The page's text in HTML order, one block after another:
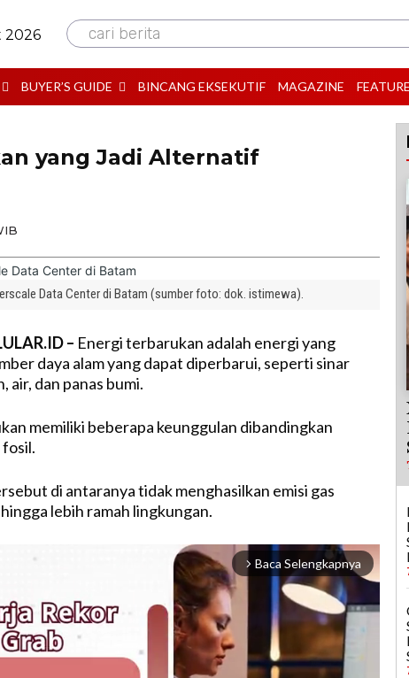
2026 cari berita
BUYER’S GUIDE BINCANG EKSEKUTIF MAGAZINE FEATURE
yang Jadi Alternatif
Data Center di Batam (sumber foto: dok. istimewa).
– Energi terbarukan adalah energi yang
daya alam yang dapat diperbarui, seperti sinar
air, dan panas bumi.
memiliki beberapa keunggulan dibandingkan
di antaranya tidak menghasilkan emisi gas
lebih ramah lingkungan.
arrow_forward_ios Baca Selengkapnya